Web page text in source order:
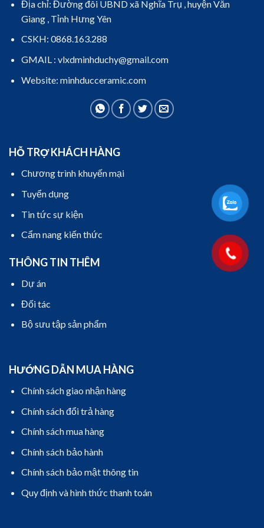
Địa chỉ: Đường đôi UBND xã Nghĩa Trụ , huyện Văn
Giang , Tỉnh Hưng Yên
CSKH: 0868.163.288
GMAIL : vlxdminhduchy@gmail.com
Website: minhducceramic.com
HỖ TRỢ KHÁCH HÀNG
Chương trình khuyến mại
Tuyển dụng
Tin tức sự kiện
Cẩm nang kiến thức
THÔNG TIN THÊM
Dự án
Đối tác
Bộ sưu tập sản phẩm
HƯỚNG DẪN MUA HÀNG
Chính sách giao nhận hàng
Chính sách đổi trả hàng
Chính sách mua hàng
Chính sách bảo hành
Chính sách bảo mật thông tin
Quy định và hình thức thanh toán